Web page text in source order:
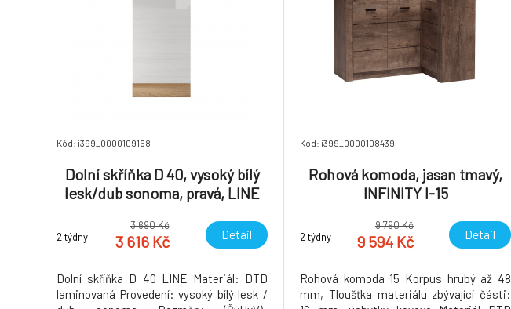
Kód: i399_0000109168
Dolní skříňka D 40, vysoký bílý
lesk/dub sonoma, pravá, LINE
2 týdny
3 690 Kč
3 616 Kč Detail
Dolní skříňka D 40 LINE Materiál: DTD
laminovaná Provedení: vysoký bílý lesk /
Kód: i399_0000108439
Rohová komoda, jasan tmavý,
INFINITY I-15
2 týdny
9 790 Kč
9 594 Kč Detail
Rohová komoda 15 Korpus hrubý až 48
mm, Tloušťka materiálu zbývající části: